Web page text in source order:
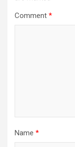
Comment *
Name *